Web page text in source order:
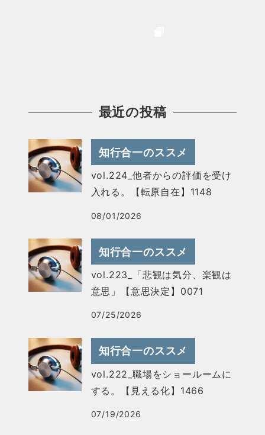
最近の投稿
知行合一のススメ
vol.224_他者からの評価を受け
入れる。【転原自在】1148
08/01/2026
知行合一のススメ
vol.223_「悲観は気分、楽観は
意思」【意思決定】0071
07/25/2026
知行合一のススメ
vol.222_職場をショールームに
する。【見える化】1466
07/19/2026